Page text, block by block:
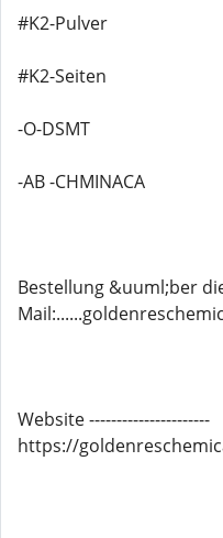
#K2-Pulver
#K2-Seiten
-O-DSMT
-AB -CHMINACA
Bestellung &uuml;ber
Website ----------------------
https://